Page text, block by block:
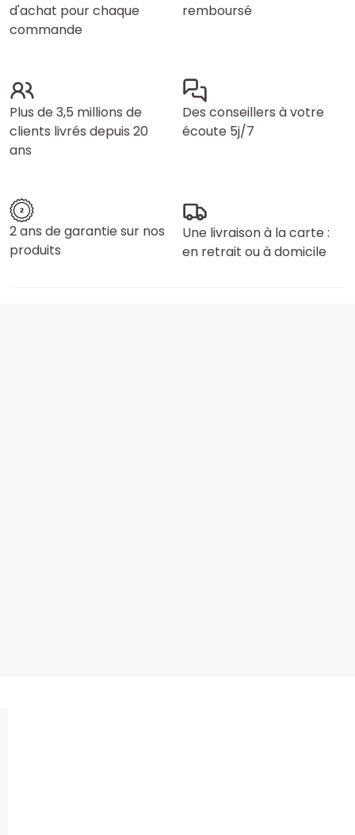
d'achat pour chaque
commande
remboursé
Plus de 3,5 millions de
clients livrés depuis 20
ans
Des conseillers à votre
écoute 5j/7
2 ans de garantie sur nos
produits
Une livraison à la carte :
en retrait ou à domicile